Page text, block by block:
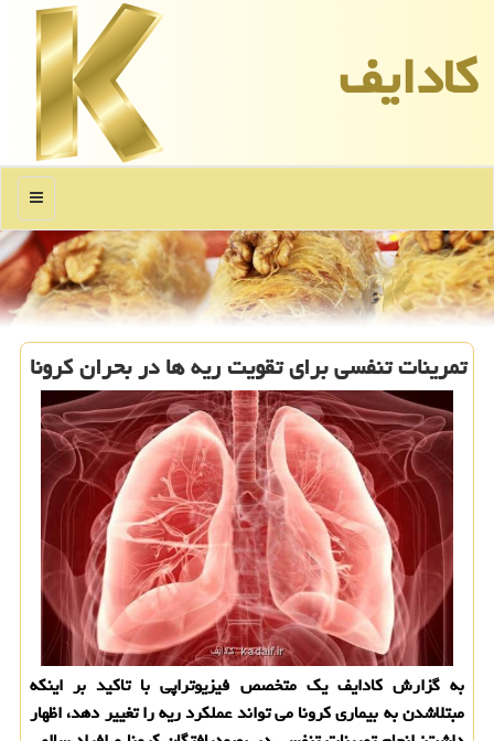
كادایف
منو
تمرینات تنفسی برای تقویت ریه ها در بحران كرونا
به گزارش كادایف یك متخصص فیزیوتراپی با تاكید بر اینكه
مبتلاشدن به بیماری كرونا می تواند عملكرد ریه را تغییر دهد، اظهار